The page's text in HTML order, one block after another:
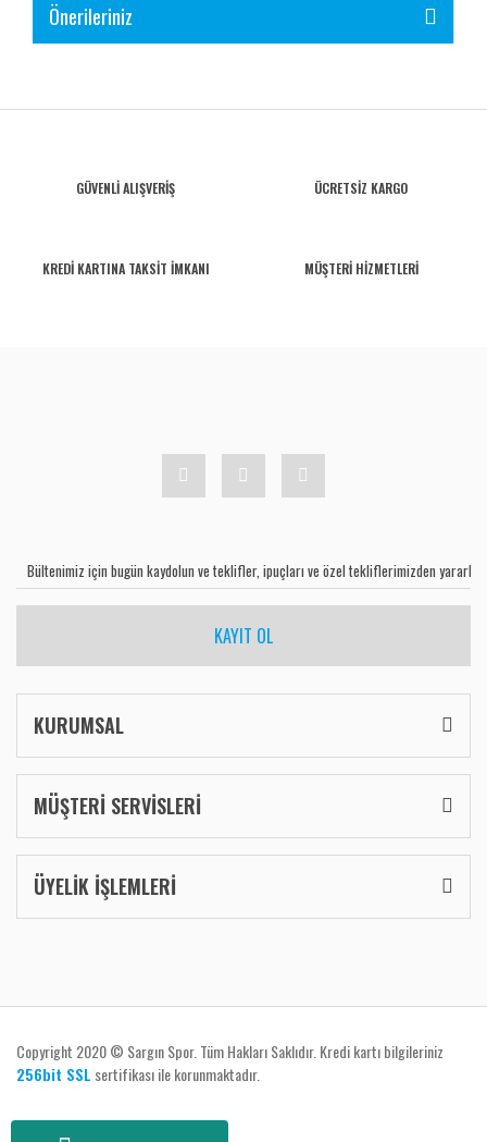
Önerileriniz
GÜVENLİ ALIŞVERİŞ ÜCRETSİZ KARGO
KREDİ KARTINA TAKSİT İMKANI MÜŞTERİ HİZMETLERİ
KAYIT OL
KURUMSAL
MÜŞTERİ SERVİSLERİ
ÜYELİK İŞLEMLERİ
Copyright 2020 © Sargın Spor. Tüm Hakları Saklıdır. Kredi kartı bilgileriniz
256bit SSL sertifikası ile korunmaktadır.